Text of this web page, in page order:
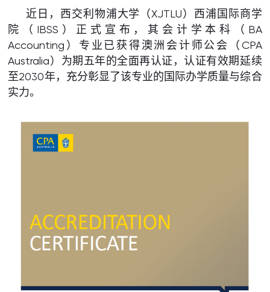
近日，西交利物浦大学（XJTLU）西浦国际商学
院（IBSS）正式宣布，其会计学本科（BA
Accounting）专业已获得澳洲会计师公会（CPA
Australia）为期五年的全面再认证，认证有效期延续
至2030年，充分彰显了该专业的国际办学质量与综合
实力。